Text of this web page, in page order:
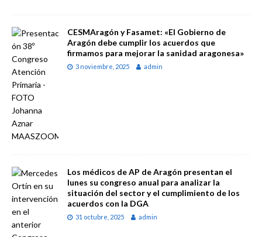
CESMAragón y Fasamet: «El Gobierno de
Aragón debe cumplir los acuerdos que
firmamos para mejorar la sanidad aragonesa»
3 noviembre, 2025 admin
Los médicos de AP de Aragón presentan el
lunes su congreso anual para analizar la
situación del sector y el cumplimiento de los
acuerdos con la DGA
31 octubre, 2025 admin